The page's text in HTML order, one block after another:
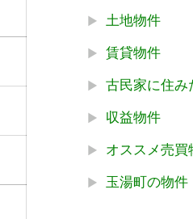
土地物件
賃貸物件
古民家に住み
収益物件
オススメ売買
玉湯町の物件